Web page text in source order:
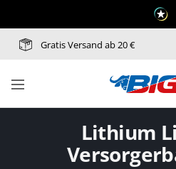
Inhalt
Gratis Versand ab 20 €
Navigation
Batterie-
Lithium